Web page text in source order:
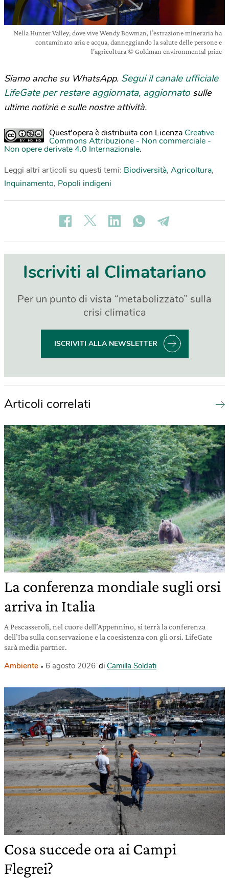
Nella Hunter Valley, dove vive Wendy Bowman, l’estrazione mineraria ha
contaminato aria e acqua, danneggiando la salute delle persone e
l’agricoltura © Goldman environmental prize
Siamo anche su WhatsApp. Segui il canale ufficiale
LifeGate per restare aggiornata, aggiornato sulle
ultime notizie e sulle nostre attività.
Quest'opera è distribuita con Licenza Creative
Commons Attribuzione - Non commerciale -
Non opere derivate 4.0 Internazionale.
Leggi altri articoli su questi temi: Biodiversità, Agricoltura,
Inquinamento, Popoli indigeni
Iscriviti al Climatariano
Per un punto di vista “metabolizzato” sulla
crisi climatica
ISCRIVITI ALLA NEWSLETTER
Articoli correlati
La conferenza mondiale sugli orsi
arriva in Italia
A Pescasseroli, nel cuore dell’Appennino, si terrà la conferenza
dell’Iba sulla conservazione e la coesistenza con gli orsi. LifeGate
sarà media partner.
Ambiente 6 agosto 2026 di Camilla Soldati
Cosa succede ora ai Campi
Flegrei?